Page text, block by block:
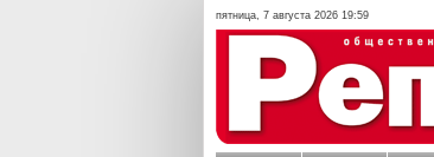
пятница, 7 августа 2026 19:59